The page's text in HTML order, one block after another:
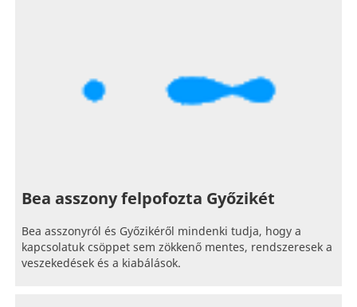
Bea asszony felpofozta Győzikét
Bea asszonyról és Győzikéről mindenki tudja, hogy a
kapcsolatuk csöppet sem zökkenő mentes, rendszeresek a
veszekedések és a kiabálások.